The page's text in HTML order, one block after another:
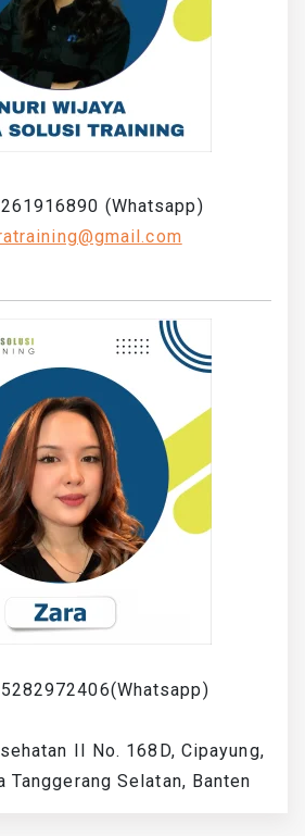
(Whatsapp)
II No. 168D, Cipayung,
Tanggerang Selatan, Banten